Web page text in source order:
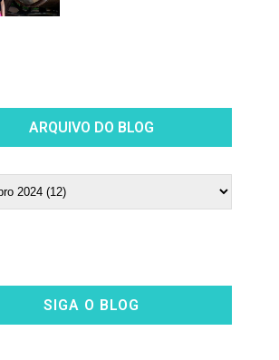
ARQUIVO DO BLOG
SIGA O BLOG